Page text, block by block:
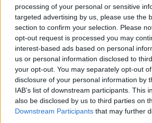
processing of your personal or sensitive
targeted advertising by us, please use the
section to confirm your selection. Please
opt-out request is processed you may
interest-based ads based on personal
us or personal information disclosed to
your opt-out. You may separately opt-out
disclosure of your personal information by
IAB’s list of downstream participants. This
also be disclosed by us to third parties on
Downstream Participants that may further
CONDIVIDERE:
VALUTARE: